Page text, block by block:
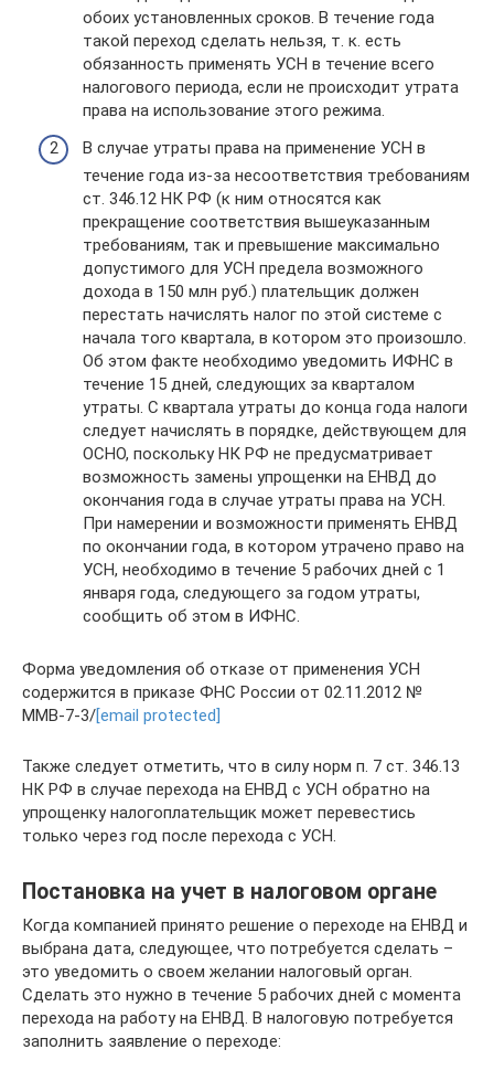
обоих установленных сроков. В течение года
такой переход сделать нельзя, т. к. есть
обязанность применять УСН в течение всего
налогового периода, если не происходит утрата
права на использование этого режима.
В случае утраты права на применение УСН в
течение года из-за несоответствия требованиям
ст. 346.12 НК РФ (к ним относятся как
прекращение соответствия вышеуказанным
требованиям, так и превышение максимально
допустимого для УСН предела возможного
дохода в 150 млн руб.) плательщик должен
перестать начислять налог по этой системе с
начала того квартала, в котором это произошло.
Об этом факте необходимо уведомить ИФНС в
течение 15 дней, следующих за кварталом
утраты. С квартала утраты до конца года налоги
следует начислять в порядке, действующем для
ОСНО, поскольку НК РФ не предусматривает
возможность замены упрощенки на ЕНВД до
окончания года в случае утраты права на УСН.
При намерении и возможности применять ЕНВД
по окончании года, в котором утрачено право на
УСН, необходимо в течение 5 рабочих дней с 1
января года, следующего за годом утраты,
сообщить об этом в ИФНС.
Форма уведомления об отказе от применения УСН
содержится в приказе ФНС России от 02.11.2012 №
ММВ-7-3/[email protected]
Также следует отметить, что в силу норм п. 7 ст. 346.13
НК РФ в случае перехода на ЕНВД с УСН обратно на
упрощенку налогоплательщик может перевестись
только через год после перехода с УСН.
Постановка на учет в налоговом органе
Когда компанией принято решение о переходе на ЕНВД и
выбрана дата, следующее, что потребуется сделать –
это уведомить о своем желании налоговый орган.
Сделать это нужно в течение 5 рабочих дней с момента
перехода на работу на ЕНВД. В налоговую потребуется
заполнить заявление о переходе: